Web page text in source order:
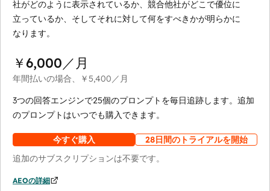
社がどのように表示されているか、競合他社がどこで優位に
立っているか、そしてそれに対して何をすべきかが明らかに
なります。
￥6,000／月
年間払いの場合、 ￥5,400／月
3つの回答エンジンで25個のプロンプトを毎日追跡します。追加
のプロンプトはいつでも購入できます。
今すぐ購入
28日間のトライアルを開始
追加のサブスクリプションは不要です。
AEOの詳細